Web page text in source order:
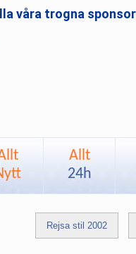
våra trogna
Allt
24h
Rejsa stil 2002